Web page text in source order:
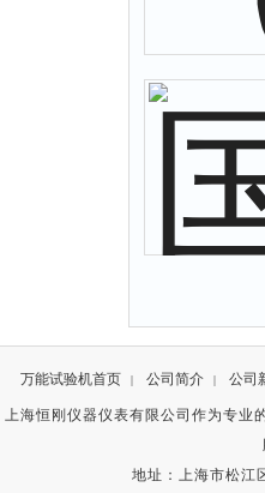
万能试验机首页 | 公司简介 | 公司
上海恒刚仪器仪表有限公司作为专业
地址：上海市松江